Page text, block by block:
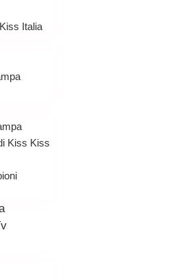
Italia
Kiss Kiss